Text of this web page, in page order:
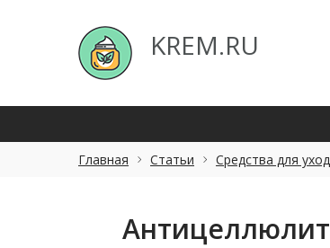
KREM.RU
KREM.RU
Главная Статьи Средства для